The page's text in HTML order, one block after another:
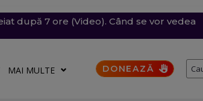
după 7 ore (Video). Când se vor vedea
Ce arată prima analiză a epavei
are legătură cu Rusia
au tăiat exporturile de țiței din Kazahstan
de 37 de grade și rafale de peste 80
MAI MULTE DONEAZĂ